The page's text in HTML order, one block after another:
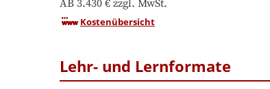
Kostenübersicht
Lehr- und Lernformate